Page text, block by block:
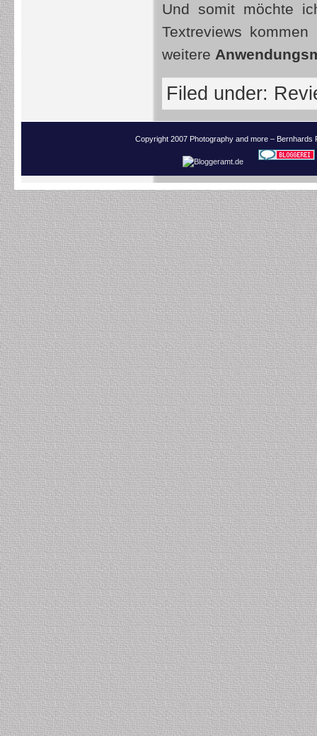
Und somit möchte
Textreviews
weitere
Filed under:
Copyright 2007 Photography and more –